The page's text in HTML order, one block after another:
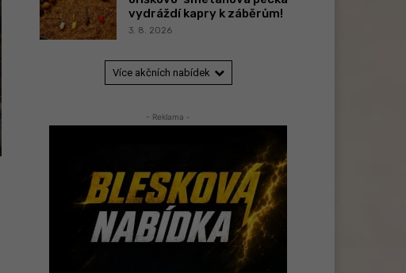
vydráždí kapry k záběrům!
3. 8. 2026
Více akčních nabídek
- Reklama -